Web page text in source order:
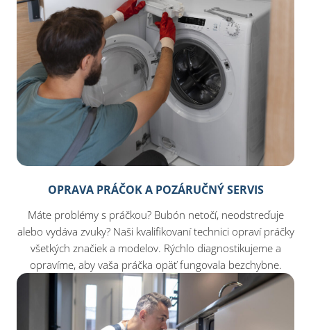
OPRAVA PRÁČOK A POZÁRUČNÝ SERVIS
Máte problémy s práčkou? Bubón netočí, neodstreďuje
alebo vydáva zvuky? Naši kvalifikovaní technici opraví práčky
všetkých značiek a modelov. Rýchlo diagnostikujeme a
opravíme, aby vaša práčka opäť fungovala bezchybne.